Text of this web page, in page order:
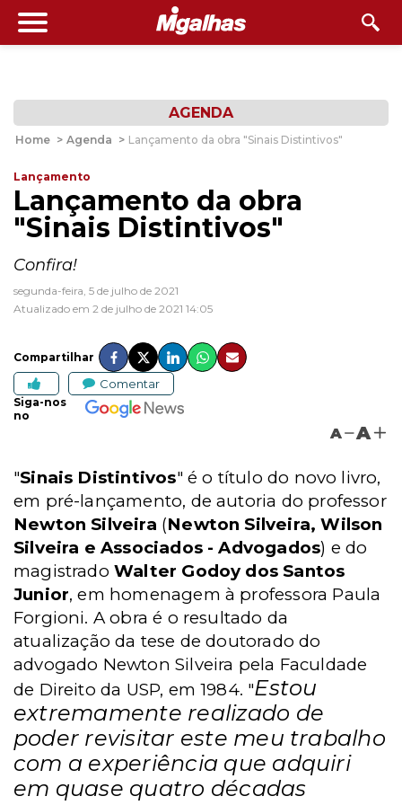
AGENDA
Home > Agenda > Lançamento da obra "Sinais Distintivos"
Lançamento
Lançamento da obra
"Sinais Distintivos"
Confira!
segunda-feira, 5 de julho de 2021
Atualizado em 2 de julho de 2021 14:05
Compartilhar
Comentar
Siga-nos
no
A A
"Sinais Distintivos" é o título do novo livro,
em pré-lançamento, de autoria do professor
Newton Silveira (Newton Silveira, Wilson
Silveira e Associados - Advogados) e do
magistradoWalter Godoy dos Santos
Junior, em homenagem à professora Paula
Forgioni. A obra é o resultado da
atualização da tese de doutorado do
advogado Newton Silveira pela Faculdade
de Direito da USP, em 1984. "Estou
extremamente realizado de
poder revisitar este meu trabalho
com a experiência que adquiri
em quase quatro décadas